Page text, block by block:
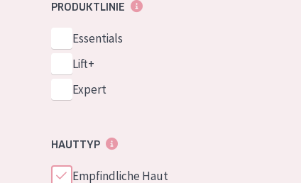
PRODUKTLINIE
Essentials
Lift+
Expert
HAUTTYP
Empfindliche Haut